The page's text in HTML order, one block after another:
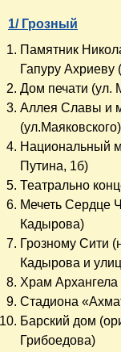
1/ Грозный
Памятник
Гапуру
Дом печати (ул.
Аллея Славы и
(ул.Маяковского)
Национальный
Путина, 1б)
Театрально
Мечеть Сердце
Кадырова)
Грозному Сити
Кадырова и
Храм
Стадиона
Барский дом
Грибоедова)